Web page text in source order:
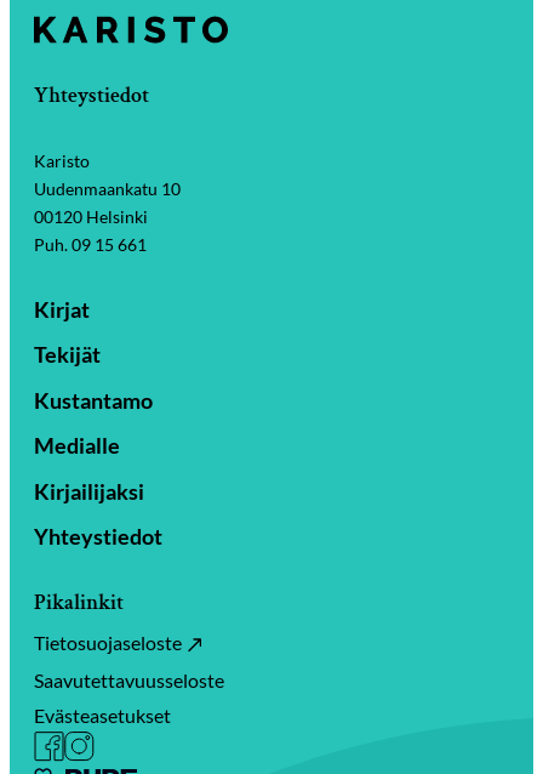
Yhteystiedot
Karisto
Uudenmaankatu 10
00120 Helsinki
Puh. 09 15 661
Kirjat
Tekijät
Kustantamo
Medialle
Kirjailijaksi
Yhteystiedot
Pikalinkit
Tietosuojaseloste
Saavutettavuusseloste
Evästeasetukset
Facebook
Instagram